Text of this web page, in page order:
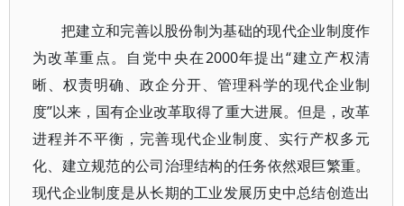
把建立和完善以股份制为基础的现代企业制度作
为改革重点。自党中央在2000年提出“建立产权清
晰、权责明确、政企分开、管理科学的现代企业制
度”以来，国有企业改革取得了重大进展。但是，改革
进程并不平衡，完善现代企业制度、实行产权多元
化、建立规范的公司治理结构的任务依然艰巨繁重。
现代企业制度是从长期的工业发展历史中总结创造出